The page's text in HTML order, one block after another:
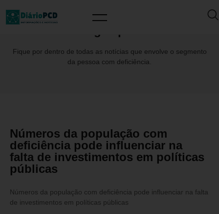
Fique por dentro de todas as notícias que envolve o segmento
da pessoa com deficiência.
Números da população com
deficiência pode influenciar na
falta de investimentos em políticas
públicas
Números da população com deficiência pode influenciar na falta
de investimentos em políticas públicas